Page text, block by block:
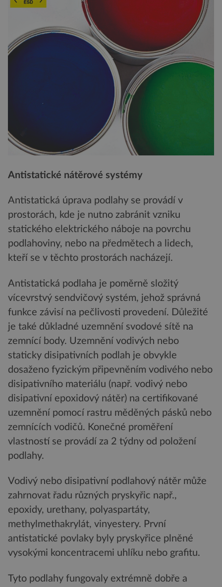
Antistatické nátěrové systémy
Antistatická úprava podlahy se provádí v
prostorách, kde je nutno zabránit vzniku
statického elektrického náboje na povrchu
podlahoviny, nebo na předmětech a lidech,
kteří se v těchto prostorách nacházejí.
Antistatická podlaha je poměrně složitý
vícevrstvý sendvičový systém, jehož správná
funkce závisí na pečlivosti provedení. Důležité
je také důkladné uzemnění svodové sítě na
zemnící body. Uzemnění vodivých nebo
staticky disipativních podlah je obvykle
dosaženo fyzickým připevněním vodivého nebo
disipativního materiálu (např. vodivý nebo
disipativní epoxidový nátěr) na certifikované
uzemnění pomocí rastru měděných pásků nebo
zemnících vodičů. Konečné proměření
vlastností se provádí za 2 týdny od položení
podlahy.
Vodivý nebo disipativní podlahový nátěr může
zahrnovat řadu různých pryskyřic např.,
epoxidy, urethany, polyaspartáty,
methylmethakrylát, vinyestery. První
antistatické povlaky byly pryskyřice plněné
vysokými koncentracemi uhlíku nebo grafitu.
Tyto podlahy fungovaly extrémně dobře a